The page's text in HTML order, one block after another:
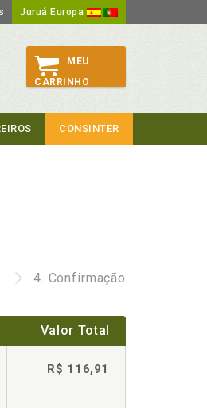
Juruá Europa
MEU
CARRINHO
CONSINTER
4. Confirmação
Valor Total
R$ 116,91